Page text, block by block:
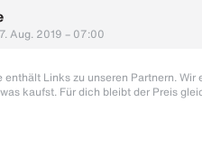
Aug. 2019 – 07:00
enthält Links zu unseren Partnern. Wir
kaufst. Für dich bleibt der Preis